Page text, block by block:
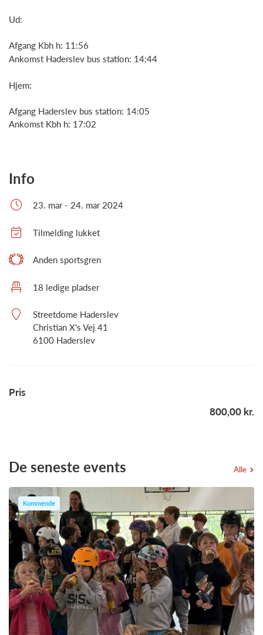
Ud:
Afgang Kbh h: 11:56
Ankomst Haderslev bus station: 14:44
Hjem:
Afgang Haderslev bus station: 14:05
Ankomst Kbh h: 17:02
Info
23. mar - 24. mar 2024
Tilmelding lukket
Anden sportsgren
18 ledige pladser
Streetdome Haderslev
Christian X's Vej 41
6100 Haderslev
Pris
800,00 kr.
De seneste events Alle
Kommende